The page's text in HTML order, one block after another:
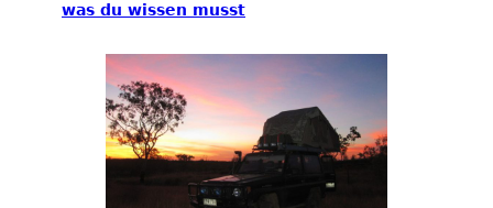
was du wissen musst